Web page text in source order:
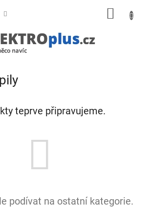
teprve připravujeme.
podívat na ostatní kategorie.